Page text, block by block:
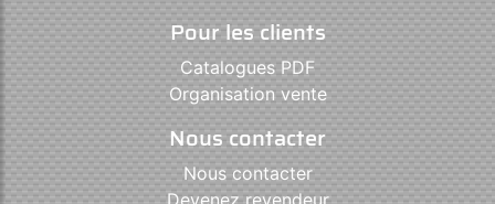
Pour les clients
Catalogues PDF
Organisation vente
Nous contacter
Nous contacter
Devenez revendeur